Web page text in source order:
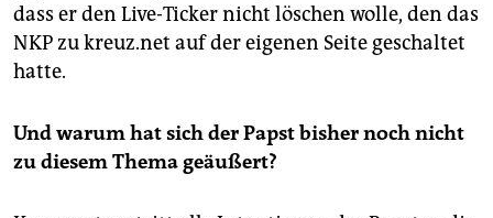
dass er den Live-Ticker nicht löschen wolle, den das
NKP zu kreuz.net auf der eigenen Seite geschaltet
hatte.
Und warum hat sich der Papst bisher noch nicht
zu diesem Thema geäußert?